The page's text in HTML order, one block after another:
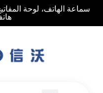
سماعة الهاتف، لوحة
هاتف